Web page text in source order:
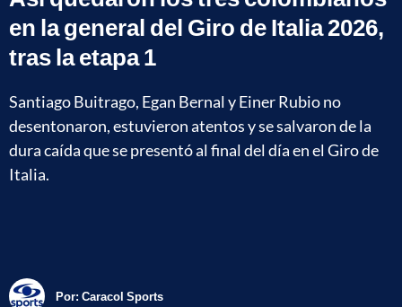
en la general del Giro de Italia 2026,
tras la etapa 1
Santiago Buitrago, Egan Bernal y Einer Rubio no
desentonaron, estuvieron atentos y se salvaron de la
dura caída que se presentó al final del día en el Giro de
Italia.
Por: Caracol Sports